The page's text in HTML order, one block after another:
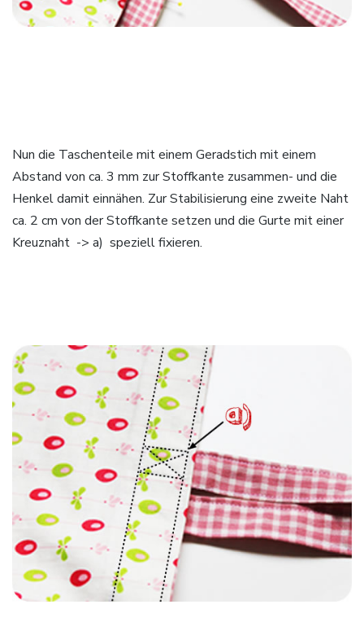
Nun die Taschenteile mit einem Geradstich mit einem
Abstand von ca. 3 mm zur Stoffkante zusammen- und die
Henkel damit einnähen. Zur Stabilisierung eine zweite Naht
ca. 2 cm von der Stoffkante setzen und die Gurte mit einer
Kreuznaht -> a) speziell fixieren.